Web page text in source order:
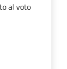
al voto